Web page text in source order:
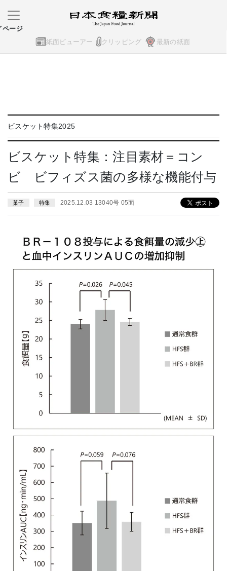
紙面ビューアー クリッピング 最新の紙面
ページ
ビスケット特集2025
ビスケット特集：注目素材＝コン
ビ ビフィズス菌の多様な機能付与
菓子 特集 2025.12.03 13040号 05面